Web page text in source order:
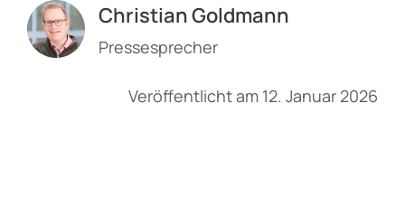
Christian Goldmann
Pressesprecher
Veröffentlicht am 12. Januar 2026